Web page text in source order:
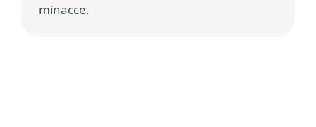
minacce.